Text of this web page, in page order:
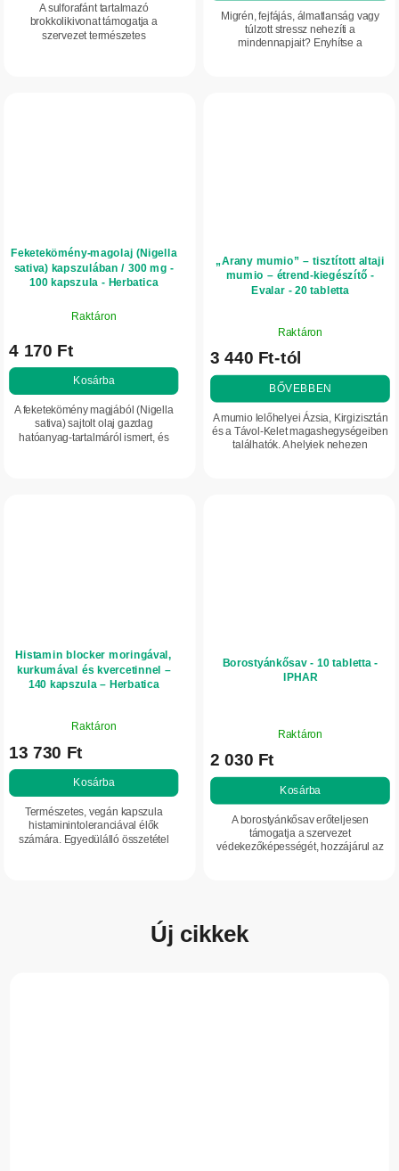
A sulforafánt tartalmazó
brokkolikivonat támogatja a
szervezet természetes
ből
csillag.
Migrén, fejfájás, álmatlanság vagy
túlzott stressz nehezíti a
mindennapjait? Enyhítse a
Feketekömény-magolaj (Nigella
sativa) kapszulában / 300 mg -
100 kapszula - Herbatica
Raktáron
4 170 Ft
Kosárba
A feketekömény magjából (Nigella
sativa) sajtolt olaj gazdag
hatóanyag-tartalmáról ismert, és
„Arany mumio” – tisztított altaji
mumio – étrend-kiegészítő -
Evalar - 20 tabletta
átlagos
értékelése
5-
ből
4,9
csillag.
Raktáron
3 440 Ft-tól
BŐVEBBEN
A mumio lelőhelyei Ázsia, Kirgizisztán
és a Távol-Kelet magashegységeiben
találhatók. A helyiek nehezen
Histamin blocker moringával,
kurkumával és kvercetinnel –
140 kapszula – Herbatica
átlagos
értékelése
ből
csillag.
Raktáron
13 730 Ft
Kosárba
Természetes, vegán kapszula
histaminintoleranciával élők
számára. Egyedülálló összetétel
Borostyánkősav - 10 tabletta -
IPHAR
átlagos
értékelése
5-
csillag.
Raktáron
2 030 Ft
Kosárba
A borostyánkősav erőteljesen
támogatja a szervezet
védekezőképességét, hozzájárul az
Új cikkek